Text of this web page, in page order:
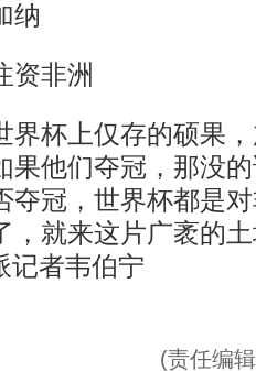
纳
非洲
杯上仅存的硕果，
果他们夺冠，那没
夺冠，世界杯都是
，就来这片广袤的
记者韦伯宁
(责任编